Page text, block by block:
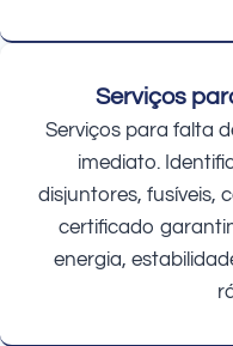
Serviços
Serviços para falta
imediato.
disjuntores, fusíveis,
certificado
energia,